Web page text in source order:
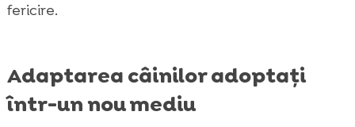
fericire.
Adaptarea câinilor adoptați
într-un nou mediu